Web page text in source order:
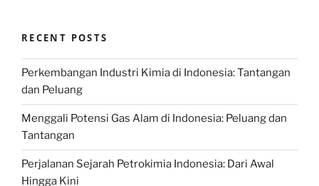
RECENT POSTS
Perkembangan Industri Kimia di Indonesia: Tantangan
dan Peluang
Menggali Potensi Gas Alam di Indonesia: Peluang dan
Tantangan
Perjalanan Sejarah Petrokimia Indonesia: Dari Awal
Hingga Kini